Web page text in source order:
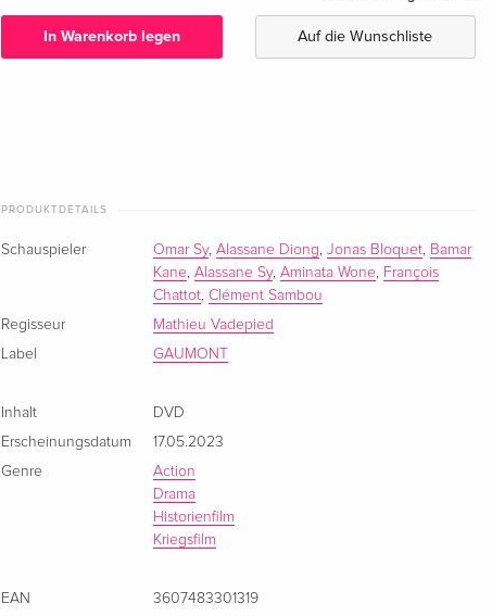
Deutsch
In Warenkorb legen Auf die Wunschliste
PRODUKTDETAILS
Schauspieler Omar Sy,Alassane Diong,Jonas Bloquet, Bamar
Kane,Alassane Sy,Aminata Wone, François
Chattot,Clément Sambou
Regisseur
Mathieu Vadepied
Label
GAUMONT
Inhalt
DVD
Erscheinungsdatum
17.05.2023
Genre
Action
Drama
Historienfilm
Kriegsfilm
EAN
3607483301319